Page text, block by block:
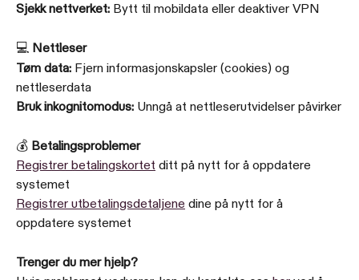
Sjekk nettverket: Bytt til mobildata eller deaktiver VPN
💻 Nettleser
Tøm data: Fjern informasjonskapsler (cookies) og
nettleserdata
Bruk inkognitomodus: Unngå at nettleserutvidelser påvirker
💰 Betalingsproblemer
Registrer betalingskortet ditt på nytt for å oppdatere
systemet
Registrer utbetalingsdetaljene dine på nytt for å
oppdatere systemet
Trenger du mer hjelp?